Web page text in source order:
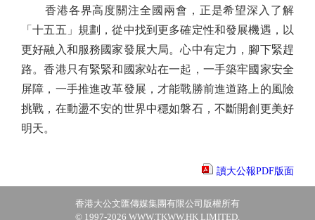
香港各界高度關注全國兩會，正是希望深入了解
「十五五」規劃，從中找到更多確定性和發展機遇，以
更好融入和服務國家發展大局。心中有定力，腳下緊趕
路。香港只有緊緊和國家站在一起，一手築牢國家安全
屏障，一手推進改革發展，才能戰勝前進道路上的風險
挑戰，在動盪不安的世界中穩如磐石，不斷開創更美好
明天。
讀大公報PDF版面
香港大公文匯傳媒集團有限公司版權所有
© 1997-2026 WWW.TKWW.HK LIMITED.